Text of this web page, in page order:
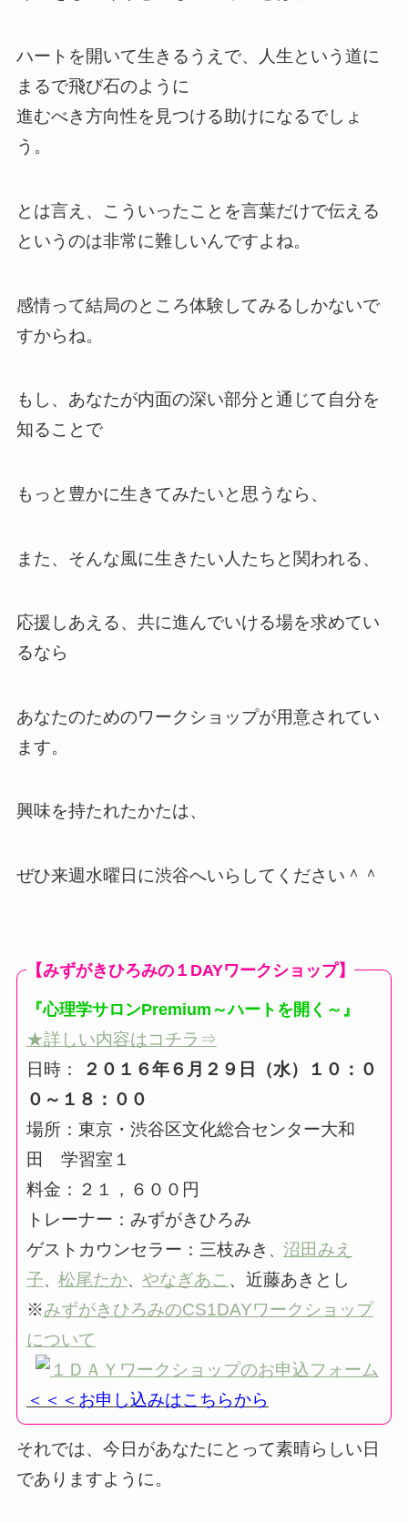
ハートを開いて生きるうえで、人生という道に
まるで飛び石のように
進むべき方向性を見つける助けになるでしょ
う。
とは言え、こういったことを言葉だけで伝える
というのは非常に難しいんですよね。
感情って結局のところ体験してみるしかないで
すからね。
もし、あなたが内面の深い部分と通じて自分を
知ることで
もっと豊かに生きてみたいと思うなら、
また、そんな風に生きたい人たちと関われる、
応援しあえる、共に進んでいける場を求めてい
るなら
あなたのためのワークショップが用意されてい
ます。
興味を持たれたかたは、
ぜひ来週水曜日に渋谷へいらしてください＾＾
【みずがきひろみの１DAYワークショップ】
『心理学サロンPremium～ハートを開く～ 』
★詳しい内容はコチラ⇒
日時：
２０１６年６月２９日（水）１０：０
０～１８：００
場所：東京・渋谷区文化総合センター大和
田 学習室１
料金：２１，６００円
トレーナー：みずがきひろみ
ゲストカウンセラー：三枝みき
沼田みえ
子
松尾たか、 やなぎあこ 、 近藤あきとし
※みずがきひろみのCS1DAYワークショップ
について
＜＜＜お申し込みはこちらから
それでは、今日があなたにとって素晴らしい日
でありますように。